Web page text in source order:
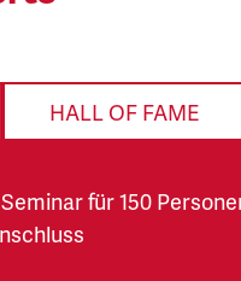
HALL OF FAME
für 150